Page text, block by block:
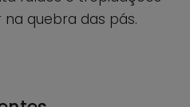
quebra das pás.